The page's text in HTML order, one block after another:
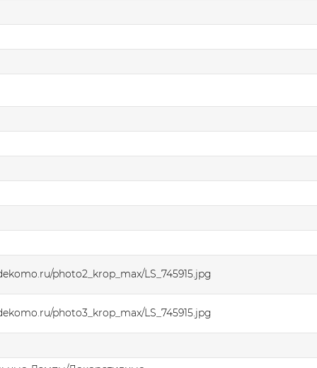
photo2_krop_max/LS_745915.jpg
photo3_krop_max/LS_745915.jpg